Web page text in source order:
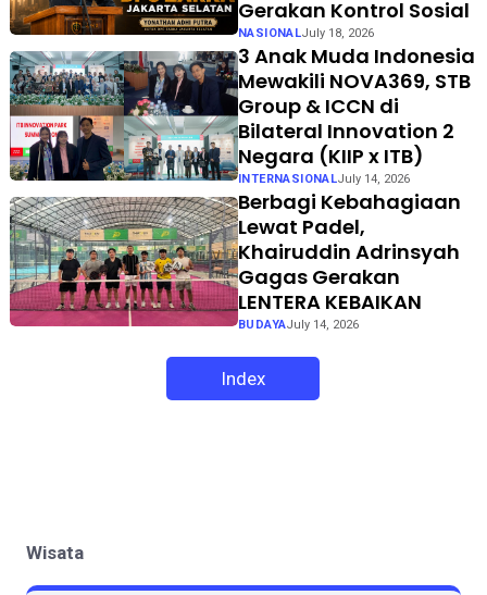
Gerakan Kontrol Sosial
NASIONALJuly 18, 2026
3 Anak Muda Indonesia
Mewakili NOVA369, STB
Group & ICCN di
Bilateral Innovation 2
Negara (KIIP x ITB)
INTERNASIONALJuly 14, 2026
Berbagi Kebahagiaan
Lewat Padel,
Khairuddin Adrinsyah
Gagas Gerakan
LENTERA KEBAIKAN
BUDAYAJuly 14, 2026
Index
Wisata